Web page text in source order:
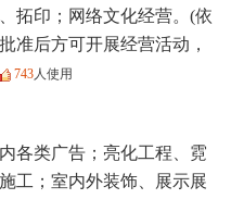
拓印；网络文化经营。(依
准后方可开展经营活动，
743人使用
各类广告；亮化工程、霓
工；室内外装饰、展示展